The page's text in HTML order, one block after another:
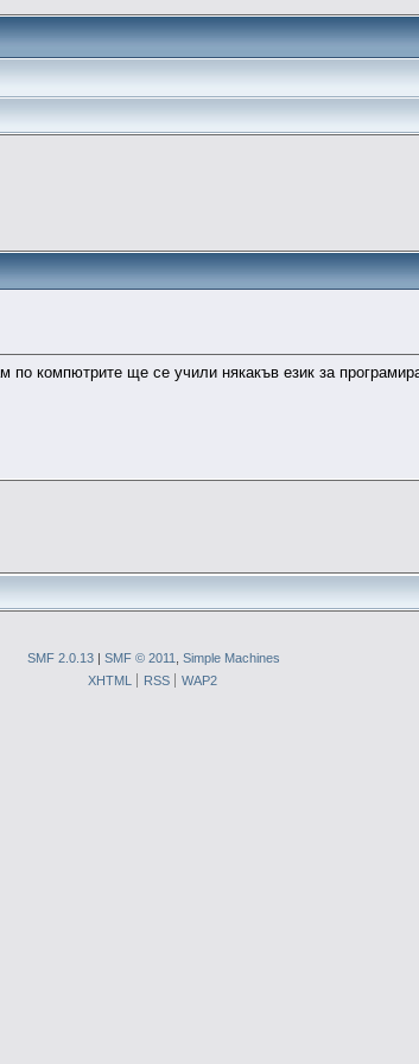
по компютрите ще се учили някакъв език за
SMF 2.0.13| SMF © 2011
Simple Machines
XHTML
RSS WAP2